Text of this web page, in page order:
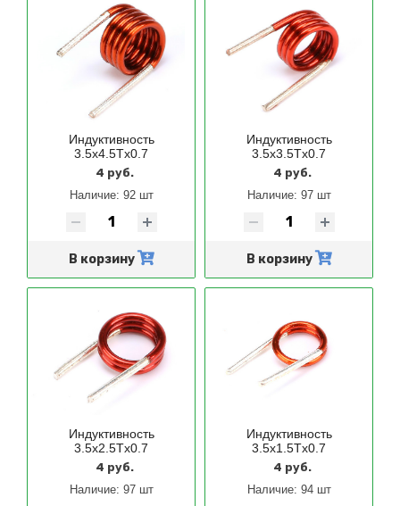
Индуктивность
3.5x4.5Tx0.7
4 руб.
Наличие: 92 шт
В корзину
Индуктивность
3.5x3.5Tx0.7
4 руб.
Наличие: 97 шт
В корзину
Индуктивность
3.5x2.5Tx0.7
4 руб.
Наличие: 97 шт
Индуктивность
3.5x1.5Tx0.7
4 руб.
Наличие: 94 шт